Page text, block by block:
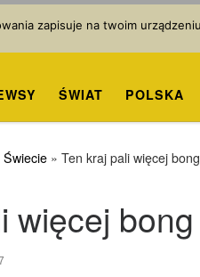
ŚWIAT POLSKA
» Ten kraj pali więcej
więcej
zapisuje na twoim